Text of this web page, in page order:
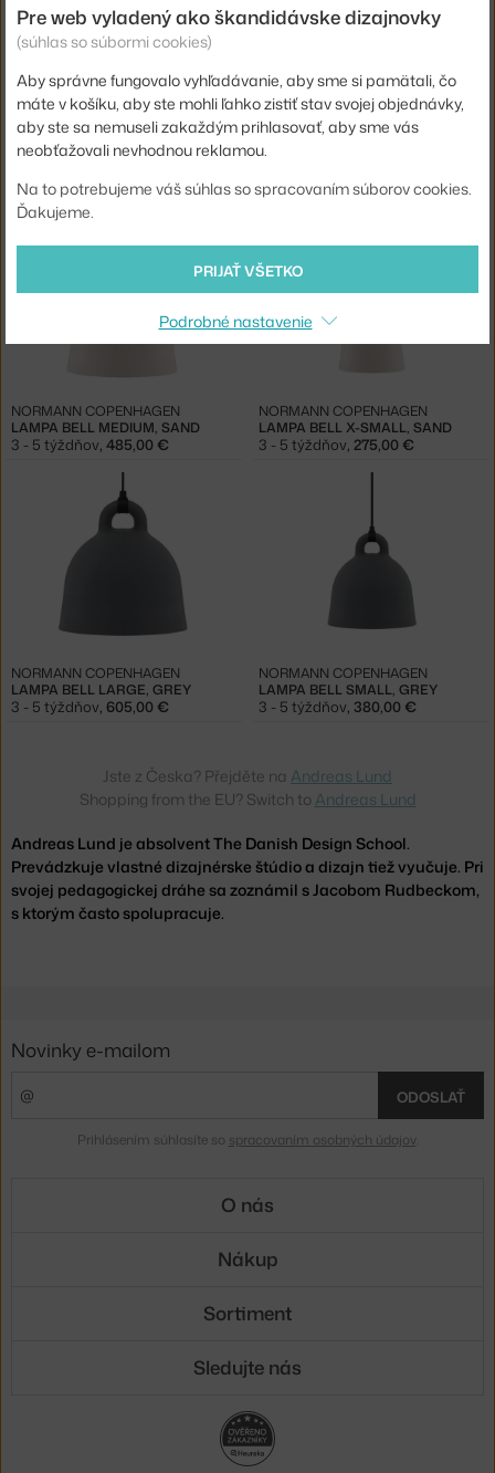
Andreas Lund je absolvent The Danish Design School.
Prevádzkuje vlastné dizajnérske štúdio a dizajn tiež vyučuje. Pri
svojej pedagogickej dráhe sa zoznámil s Jacobom Rudbeckom,
s ktorým často spolupracuje.
NORMANN COPENHAGEN
3 - 5 týždňov,275,00 €
NORMANN COPENHAGEN
3 - 5 týždňov, 485,00 €
LAMPA BELL MEDIUM, SAND
NORMANN COPENHAGEN
3 - 5 týždňov, 485,00 €
LAMPA BELL X-SMALL, SAND
NORMANN COPENHAGEN
3 - 5 týždňov, 275,00 €
LAMPA BELL LARGE, GREY
NORMANN COPENHAGEN
3 - 5 týždňov, 605,00 €
LAMPA BELL SMALL, GREY
NORMANN COPENHAGEN
3 - 5 týždňov, 380,00 €
Jste z Česka? Přejděte na Andreas Lund
Shopping from the EU? Switch to Andreas Lund
Pre web vyladený ako škandidávske dizajnovky
(súhlas so súbormi cookies)
Aby správne fungovalo vyhľadávanie, aby sme si pamätali, čo
máte v košíku, aby ste mohli ľahko zistiť stav svojej objednávky,
aby ste sa nemuseli zakaždým prihlasovať, aby sme vás
neobťažovali nevhodnou reklamou.
Na to potrebujeme váš súhlas so spracovaním súborov cookies.
Ďakujeme.
PRIJAŤ VŠETKO
Podrobné nastavenie
Novinky e-mailom
ODOSLAŤ
Prihlásením súhlasíte so spracovaním osobných údajov.
O nás
Nákup
Sortiment
Sledujte nás